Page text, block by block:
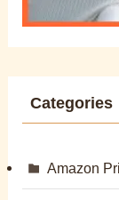
Categories
Amazon